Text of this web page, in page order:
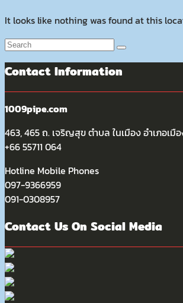
It looks like nothing was found at this
Contact Information
1009pipe.com
463, 465 ถ. เจริญสุข ตำบล ในเมือง อำเภอเ
+66 55711 064
Hotline Mobile Phones
097-9366959
091-0308957
Contact Us On Social Media